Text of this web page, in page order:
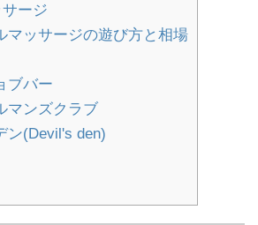
ージ
マッサージの遊び方と相場
ブバー
マンズクラブ
ン(Devil's den)